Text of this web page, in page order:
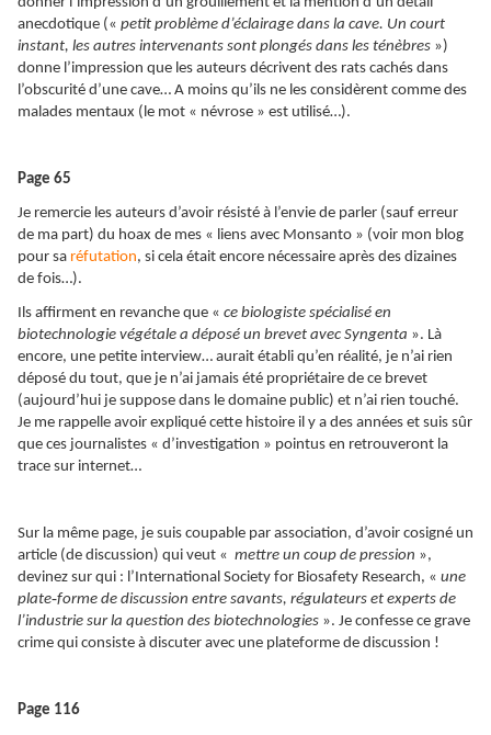
anecdotique (« petit problème d’éclairage dans la cave. Un court
instant, les autres intervenants sont plongés dans les ténèbres »)
donne l’impression que les auteurs décrivent des rats cachés dans
l’obscurité d’une cave… A moins qu’ils ne les considèrent comme des
malades mentaux (le mot « névrose » est utilisé…).
Page 65
Je remercie les auteurs d’avoir résisté à l’envie de parler (sauf erreur
de ma part) du hoax de mes « liens avec Monsanto » (voir mon blog
pour sa réfutation, si cela était encore nécessaire après des dizaines
de fois…).
Ils affirment en revanche que « ce biologiste spécialisé en
biotechnologie végétale a déposé un brevet avec Syngenta ». Là
encore, une petite interview… aurait établi qu’en réalité, je n’ai rien
déposé du tout, que je n’ai jamais été propriétaire de ce brevet
(aujourd’hui je suppose dans le domaine public) et n’ai rien touché.
Je me rappelle avoir expliqué cette histoire il y a des années et suis sûr
que ces journalistes « d’investigation » pointus en retrouveront la
trace sur internet…
Sur la même page, je suis coupable par association, d’avoir cosigné un
article (de discussion) qui veut « mettre un coup de pression »,
devinez sur qui : l’International Society for Biosafety Research, « une
plate‑forme de discussion entre savants, régulateurs et experts de
l’industrie sur la question des biotechnologies ». Je confesse ce grave
crime qui consiste à discuter avec une plateforme de discussion !
Page 116